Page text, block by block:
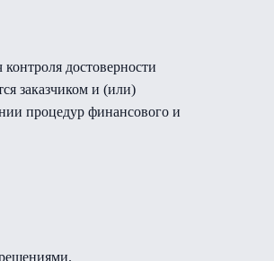
контроля достоверности
заказчиком и (или)
процедур финансового и